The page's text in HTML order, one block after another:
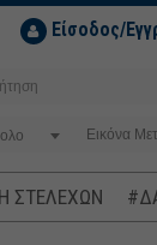
Είσοδος/
ΣΤΕΛΕΧΩΝ